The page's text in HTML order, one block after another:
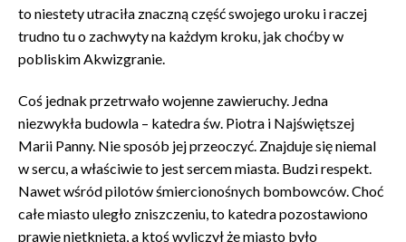
to niestety utraciła znaczną część swojego uroku i raczej
trudno tu o zachwyty na każdym kroku, jak choćby w
pobliskim Akwizgranie.
Coś jednak przetrwało wojenne zawieruchy. Jedna
niezwykła budowla – katedra św. Piotra i Najświętszej
Marii Panny. Nie sposób jej przeoczyć. Znajduje się niemal
w sercu, a właściwie to jest sercem miasta. Budzi respekt.
Nawet wśród pilotów śmiercionośnych bombowców. Choć
całe miasto uległo zniszczeniu, to katedra pozostawiono
prawie nietkniętą, a ktoś wyliczył że miasto było